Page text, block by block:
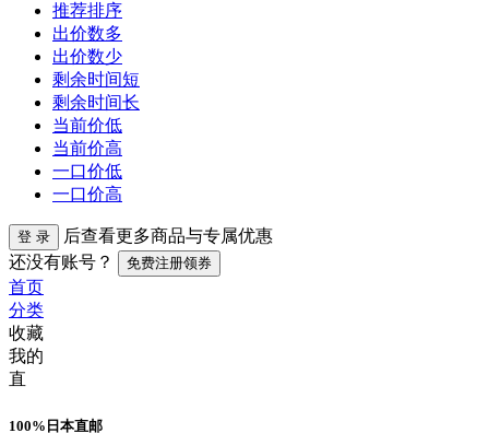
推荐排序
出价数多
出价数少
剩余时间短
剩余时间长
当前价低
当前价高
一口价低
一口价高
登 录
后查看更多商品与专属优惠
还没有账号？
免费注册领券
首页
分类
收藏
我的
直
100%日本直邮